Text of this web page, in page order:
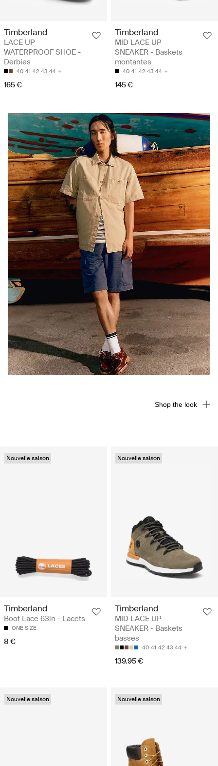
Timberland
LACE UP
WATERPROOF SHOE -
Derbies
40 41 42 43 44
165 €
Timberland
MID LACE UP
SNEAKER - Baskets
montantes
40 41 42 43 44
145 €
Nouvelle saison
Timberland
Boot Lace 63in - Lacets
ONE SIZE
8 €
Nouvelle saison
Timberland
MID LACE UP
SNEAKER - Baskets
basses
40 41 42 43 44
139.95 €
Nouvelle saison Nouvelle saison
Shop the look